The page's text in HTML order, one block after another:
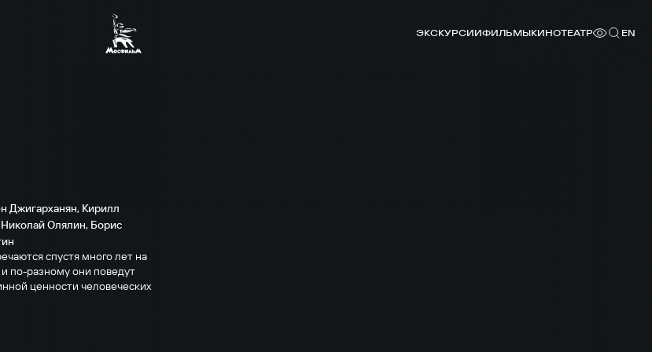
ЭКСКУРСИИФИЛЬМЫКИНОТЕАТР EN
Джигарханян, Кирилл
Николай Олялин, Борис
спустя много лет на
по-разному они поведут
ценности человеческих